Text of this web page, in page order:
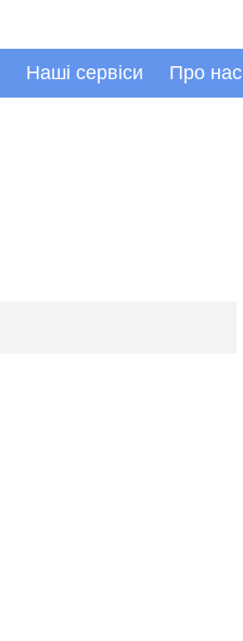
Наші сервіси Про нас